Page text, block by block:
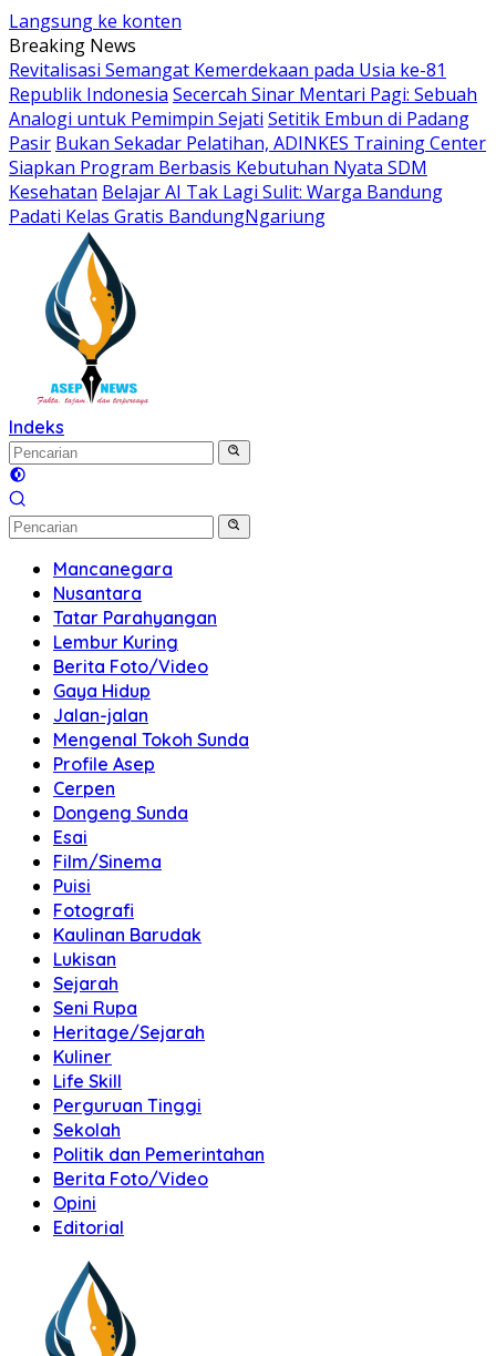
Langsung ke konten
Breaking News
Revitalisasi Semangat Kemerdekaan pada Usia ke-81
Republik Indonesia Secercah Sinar Mentari Pagi: Sebuah
Analogi untuk Pemimpin Sejati Setitik Embun di Padang
Pasir Bukan Sekadar Pelatihan, ADINKES Training Center
Siapkan Program Berbasis Kebutuhan Nyata SDM
Kesehatan Belajar AI Tak Lagi Sulit: Warga Bandung
Padati Kelas Gratis BandungNgariung
Indeks
Mancanegara
Nusantara
Tatar Parahyangan
Lembur Kuring
Berita Foto/Video
Gaya Hidup
Jalan-jalan
Mengenal Tokoh Sunda
Profile Asep
Cerpen
Dongeng Sunda
Esai
Film/Sinema
Puisi
Fotografi
Kaulinan Barudak
Lukisan
Sejarah
Seni Rupa
Heritage/Sejarah
Kuliner
Life Skill
Perguruan Tinggi
Sekolah
Politik dan Pemerintahan
Berita Foto/Video
Opini
Editorial